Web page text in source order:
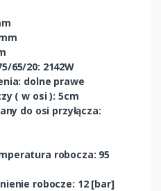
65/20: 2142W
dolne prawe
( w osi ): 5cm
do osi przyłącza:
robocza: 95
robocze: 12 [bar]